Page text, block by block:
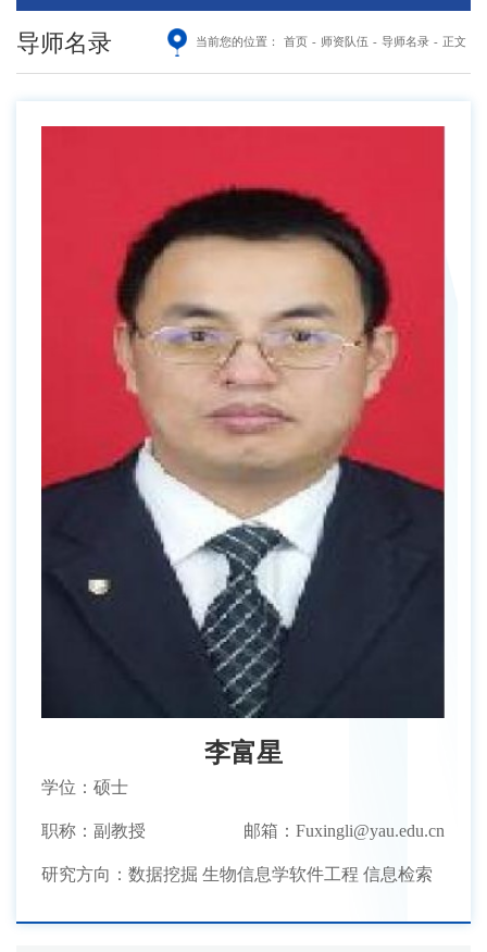
当前您的位置： 首页 - 师资队伍 - 导师名录 - 正文
导师名录
李富星
学位：硕士
职称：副教授 邮箱：Fuxingli@yau.edu.cn
研究方向：数据挖掘 生物信息学软件工程 信息检索